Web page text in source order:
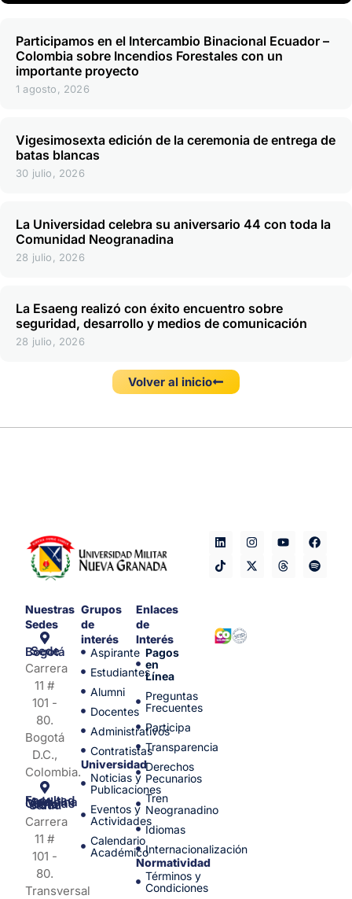
Participamos en el Intercambio Binacional Ecuador –
Colombia sobre Incendios Forestales con un
importante proyecto
1 agosto, 2026
Vigesimosexta edición de la ceremonia de entrega de
batas blancas
30 julio, 2026
La Universidad celebra su aniversario 44 con toda la
Comunidad Neogranadina
28 julio, 2026
La Esaeng realizó con éxito encuentro sobre
seguridad, desarrollo y medios de comunicación
28 julio, 2026
Volver al inicio
Nuestras
Sedes
Sede Bogotá
Carrera
11 #
101 -
80.
Bogotá
D.C.,
Colombia.
Facultad de Medicina y Ciencias de la Salud
Carrera
11 #
101 -
80.
Transversal
Grupos
de
interés
Aspirante
Estudiantes
Alumni
Docentes
Administrativos
Contratistas
Universidad
Noticias y
Publicaciones
Eventos y
Actividades
Calendario
Académico
Enlaces
de
Interés
Pagos
en
Línea
Preguntas
Frecuentes
Participa
Transparencia
Derechos
Pecunarios
Tren
Neogranadino
Idiomas
Internacionalización
Normatividad
Términos y
Condiciones